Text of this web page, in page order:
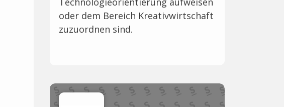
oder dem Bereich Kreativwirtschaft
zuzuordnen sind.